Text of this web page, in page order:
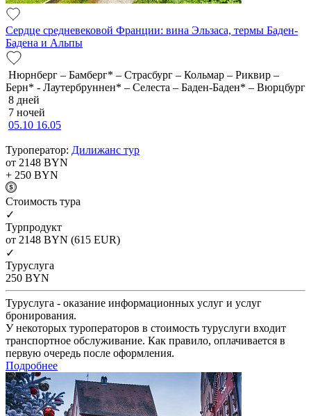
Сердце средневековой Франции: вина Эльзаса, термы Баден-
Бадена и Альпы
Нюрнберг – Бамберг* – Страсбург – Кольмар – Риквир –
Берн* - Лаутербруннен* – Селеста – Баден-Баден* – Вюрцбург
8 дней
7 ночей
05.10 16.05
Туроператор: Дилижанс тур
от 2148 BYN
+ 250 BYN
Cтоимость тура
✓
Турпродукт
от 2148 BYN (615 EUR)
✓
Туруслуга
250 BYN
Туруслуга - оказание информационных услуг и услуг
бронирования.
У некоторых туроператоров в стоимость туруслуги входит
транспортное обслуживание. Как правило, оплачивается в
первую очередь после оформления.
Подробнее